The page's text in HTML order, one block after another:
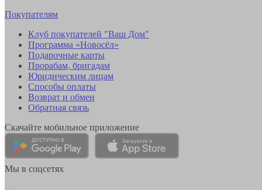
Покупателям
Клуб покупателей "Ваш Дом"
Программа «Новосёл»
Подарочные карты
Прорабам, бригадам
Юридическим лицам
Способы оплаты
Возврат и обмен
Обратная связь
Скачайте мобильное приложение
Мы в соцсетях